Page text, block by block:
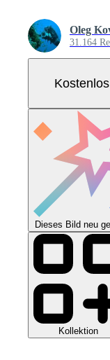
Oleg
31.164
Dieses Bild neu
Kollektion